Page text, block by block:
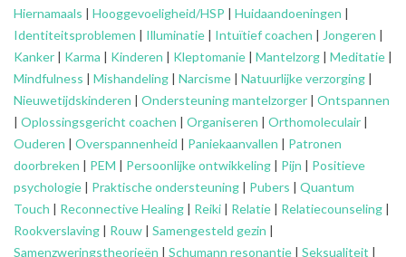
Hiernamaals | Hooggevoeligheid/HSP | Huidaandoeningen |
Identiteitsproblemen | Illuminatie | Intuïtief coachen | Jongeren |
Kanker | Karma | Kinderen | Kleptomanie | Mantelzorg | Meditatie |
Mindfulness | Mishandeling | Narcisme | Natuurlijke verzorging |
Nieuwetijdskinderen | Ondersteuningmantelzorger | Ontspannen
| Oplossingsgericht coachen | Organiseren | Orthomoleculair |
Ouderen | Overspannenheid | Paniekaanvallen | Patronen
doorbreken | PEM | Persoonlijke ontwikkeling | Pijn | Positieve
psychologie | Praktische ondersteuning | Pubers | Quantum
Touch | Reconnective Healing | Reiki | Relatie | Relatiecounseling |
Rookverslaving | Rouw | Samengesteld gezin |
Samenzweringstheorieën | Schumann resonantie | Seksualiteit |